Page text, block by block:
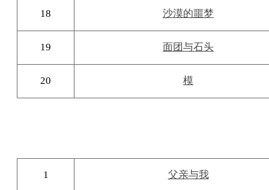
18 沙漠的噩梦
19 面团与石头
20 模
1 父亲与我